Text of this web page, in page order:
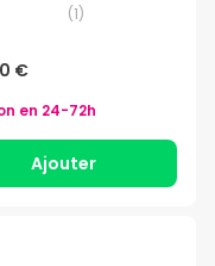
(1)
€
en 24-72h
Ajouter